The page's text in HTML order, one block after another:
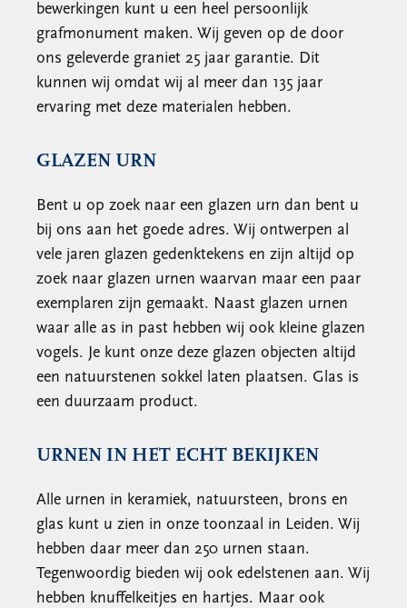
bewerkingen kunt u een heel persoonlijk
grafmonument maken. Wij geven op de door
ons geleverde graniet 25 jaar garantie. Dit
kunnen wij omdat wij al meer dan 135 jaar
ervaring met deze materialen hebben.
GLAZEN URN
Bent u op zoek naar een glazen urn dan bent u
bij ons aan het goede adres. Wij ontwerpen al
vele jaren glazen gedenktekens en zijn altijd op
zoek naar glazen urnen waarvan maar een paar
exemplaren zijn gemaakt. Naast glazen urnen
waar alle as in past hebben wij ook kleine glazen
vogels. Je kunt onze deze glazen objecten altijd
een natuurstenen sokkel laten plaatsen. Glas is
een duurzaam product.
URNEN IN HET ECHT BEKIJKEN
Alle urnen in keramiek, natuursteen, brons en
glas kunt u zien in onze toonzaal in Leiden. Wij
hebben daar meer dan 250 urnen staan.
Tegenwoordig bieden wij ook edelstenen aan. Wij
hebben knuffelkeitjes en hartjes. Maar ook